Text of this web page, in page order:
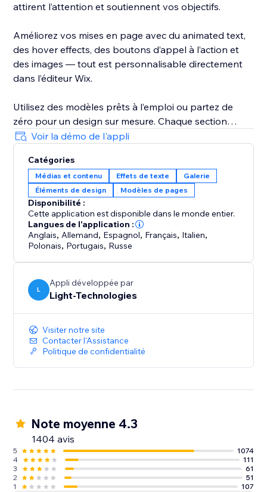
attirent l’attention et soutiennent vos objectifs.
Améliorez vos mises en page avec du animated text,
des hover effects, des boutons d’appel à l’action et
des images — tout est personnalisable directement
dans l’éditeur Wix.
Utilisez des modèles prêts à l’emploi ou partez de
zéro pour un design sur mesure. Chaque section
s’adapte parfaitement à tous les appareils.
Idéal pour les créateurs et propriétaires de sites qui
veulent augmenter l’engagement à travers des
expériences visuelles dynamiques.
Voir la démo de l'appli
Catégories
Médias et contenu Effets de texte
Galerie
Éléments de design
Modèles de pages
Disponibilité :
Cette application est disponible dans le monde entier.
Langues de l'application :
Anglais, Allemand, Espagnol, Français, Italien,
Polonais, Portugais, Russe
L
Appli développée par
Light-Technologies
Visiter notre site
Contacter l'Assistance
Politique de confidentialité
Note moyenne 4.3
1404 avis
5
1074
4
111
3
61
2
51
1
107